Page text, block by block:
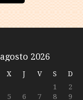
agosto 2026
X J V S D
1
2
5 6 7 8
9